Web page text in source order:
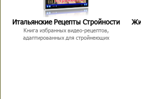
Итальянские Рецепты Стройности
Книга избранных видео-рецептов,
адаптированных для стройнеющих